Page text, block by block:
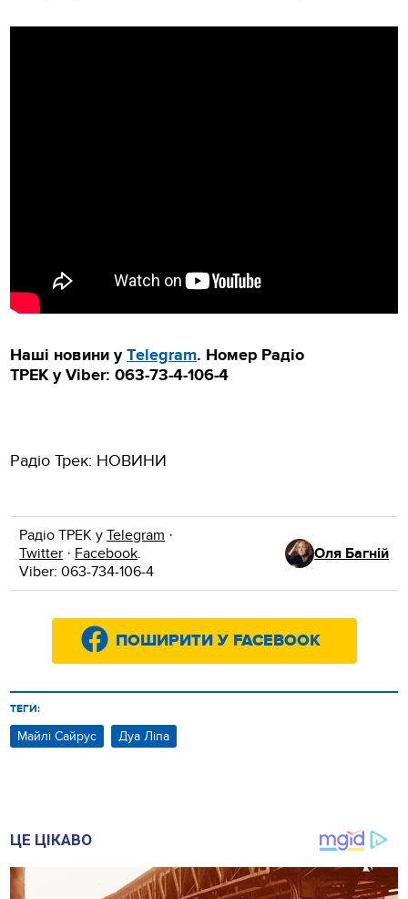
Наші новини у Тelegram. Номер Радіо
ТРЕК уViber: 063-73-4-106-4
Радіо Трек: НОВИНИ
Радіо ТРЕК уTelegram ·
Twitter · Facebook.
Viber: 063-734-106-4
Оля Багній
ПОШИРИТИ У FACEBOOK
ТЕГИ:
Майлі Сайрус Дуа Ліпа
ЦЕ ЦІКАВО